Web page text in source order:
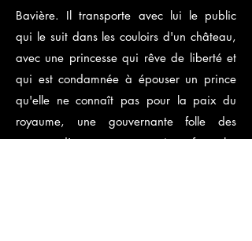
Bavière. Il transporte avec lui le public
qui le suit dans les couloirs d'un château,
avec une princesse qui rêve de liberté et
qui est condamnée à épouser un prince
qu'elle ne connaît pas pour la paix du
royaume, une gouvernante folle des
romans d'amours et un prince fantoche